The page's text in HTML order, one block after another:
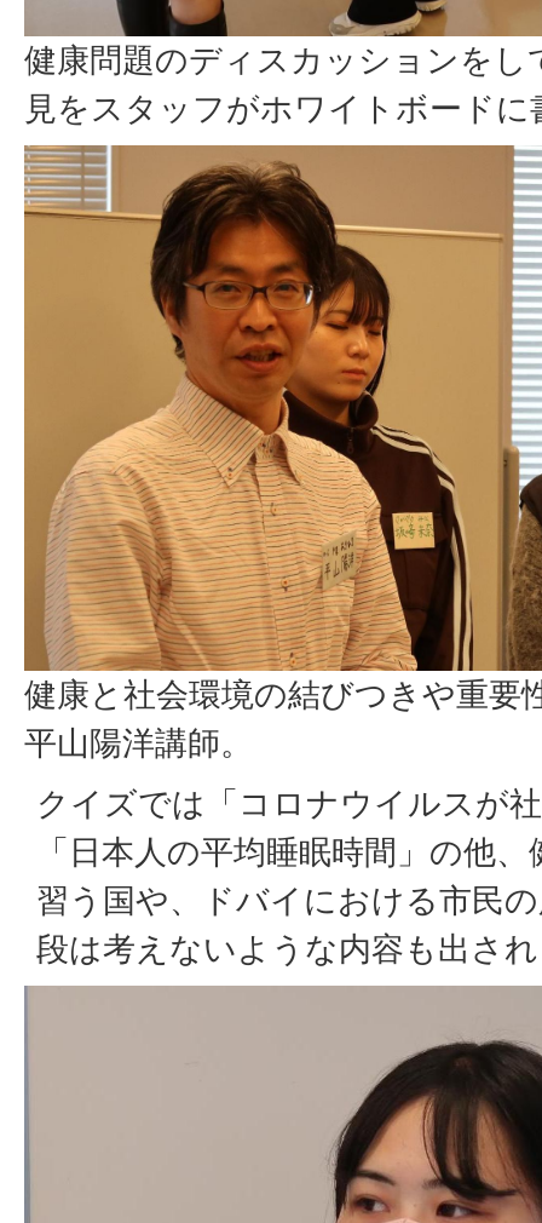
健康問題のディスカッションをし
見をスタッフがホワイトボード
健康と社会環境の結びつきや重要
平山陽洋講師。
クイズでは「コロナウイルスが
「日本人の平均睡眠時間」の他
習う国や、ドバイにおける市民
段は考えないような内容も出さ